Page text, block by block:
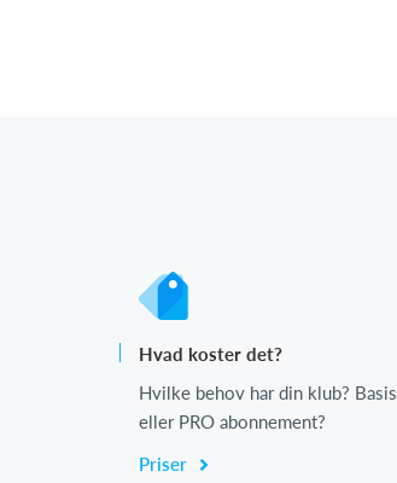
Hvad koster det?
Hvilke behov har din klub? Basis
eller PRO abonnement?
Priser